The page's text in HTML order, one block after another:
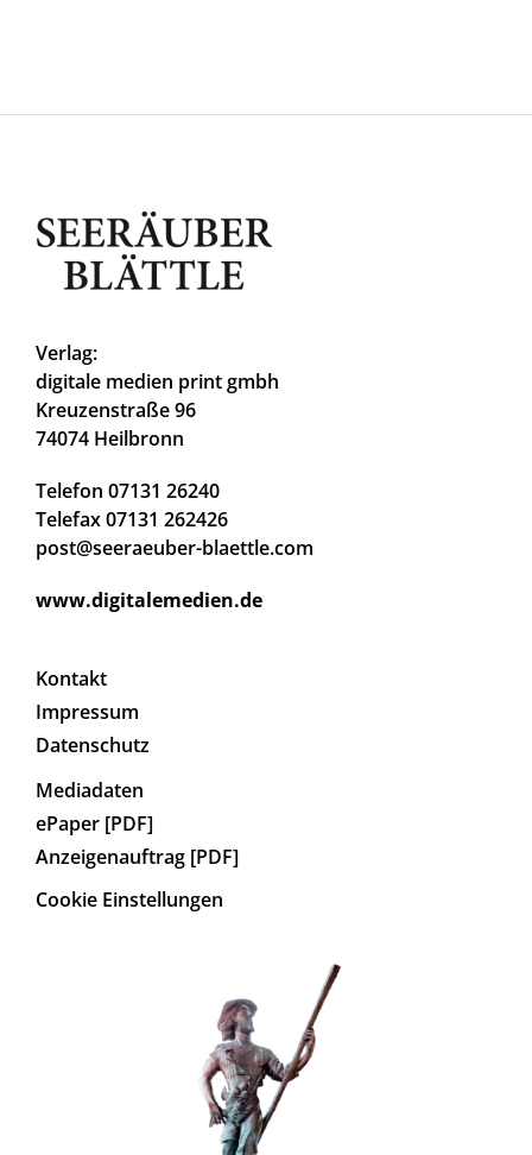
Verlag:
digitale medien print gmbh
Kreuzenstraße 96
74074 Heilbronn
Telefon 07131 26240
Telefax 07131 262426
post@seeraeuber-blaettle.com
www.digitalemedien.de
Kontakt
Impressum
Datenschutz
Mediadaten
ePaper [PDF]
Anzeigenauftrag [PDF]
Cookie Einstellungen